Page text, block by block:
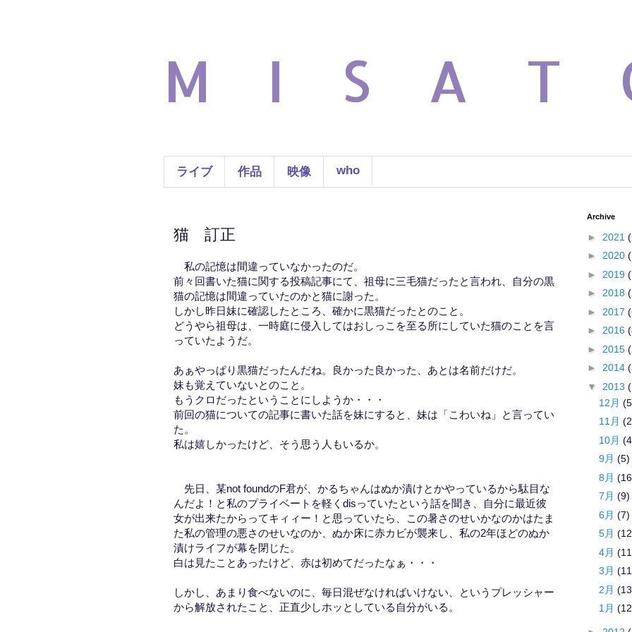
M I S A T
ライブ 作品 映像 who
猫 訂正
私の記憶は間違っていなかったのだ。
前々回書いた猫に関する投稿記事にて、祖母に三毛猫だったと言われ、自分の黒
猫の記憶は間違っていたのかと猫に謝った。
しかし昨日妹に確認したところ、確かに黒猫だったとのこと。
どうやら祖母は、一時庭に侵入してはおしっこを至る所にしていた猫のことを言
っていたようだ。
あぁやっぱり黒猫だったんだね。良かった良かった、あとは名前だけだ。
妹も覚えていないとのこと。
もうクロだったということにしようか・・・
前回の猫についての記事に書いた話を妹にすると、妹は「こわいね」と言ってい
た。
私は嬉しかったけど、そう思う人もいるか。
先日、某not foundのF君が、かるちゃんはぬか漬けとかやっているから駄目な
んだよ！と私のプライベートを軽くdisっていたという話を聞き、自分に最近彼
女が出来たからってキィィー！と思っていたら、この暑さのせいかなのかはたま
た私の管理の悪さのせいなのか、ぬか床に赤カビが襲来し、私の2年ほどのぬか
漬けライフが幕を閉じた。
白は見たことあったけど、赤は初めてだったなぁ・・・
しかし、あまり食べないのに、毎日混ぜなければいけない、というプレッシャー
から解放されたこと、正直少しホッとしている自分がいる。
Archive
► 2021
► 2020
► 2019
► 2018
► 2017
► 2016
► 2015
► 2014
▼ 2013
12月
11月
10月
9月 (5)
8月
7月 (9)
6月 (7)
5月
4月
3月
2月
1月